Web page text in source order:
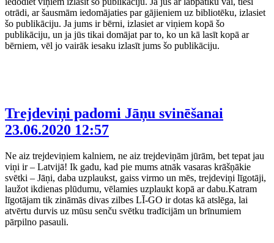
otrādi, ar šausmām iedomājaties par gājieniem uz bibliotēku, izlasiet
šo publikāciju. Ja jums ir bērni, izlasiet ar viņiem kopā šo
publikāciju, un ja jūs tikai domājat par to, ko un kā lasīt kopā ar
bērniem, vēl jo vairāk iesaku izlasīt jums šo publikāciju.
Trejdeviņi padomi Jāņu svinēšanai
23.06.2020 12:57
Ne aiz trejdeviņiem kalniem, ne aiz trejdeviņām jūrām, bet tepat jau
viņi ir – Latvijā! Ik gadu, kad pie mums atnāk vasaras krāšņākie
svētki – Jāņi, daba uzplaukst, gaiss virmo un mēs, trejdeviņi līgotāji,
laužot ikdienas plūdumu, vēlamies uzplaukt kopā ar dabu.Katram
līgotājam tik zināmās divas zilbes LĪ-GO ir dotas kā atslēga, lai
atvērtu durvis uz mūsu senču svētku tradīcijām un brīnumiem
pārpilno pasauli.